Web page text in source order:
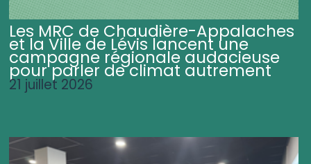
Les MRC de Chaudière-Appalaches
et la Ville de Lévis lancent une
campagne régionale audacieuse
pour parler de climat autrement
21 juillet 2026